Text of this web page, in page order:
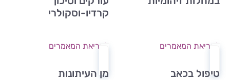
לקריאת המאמרים
קרדיו-וסקולרי
לקריאת המאמרים
טיפול בכאב מן העיתונות